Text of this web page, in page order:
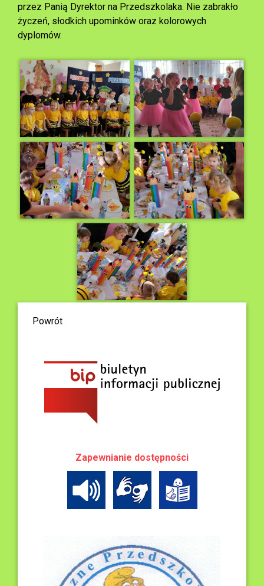
przez Panią Dyrektor na Przedszkolaka. Nie zabrakło
życzeń, słodkich upominków oraz kolorowych
dyplomów.
Powrót
Zapewnianie dostępności